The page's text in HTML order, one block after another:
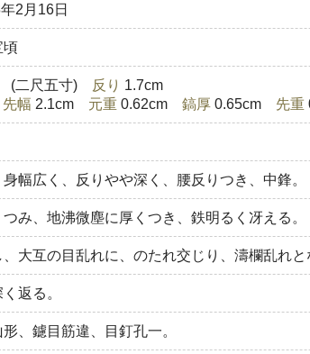
2月16日
頃
(二尺五寸) 反り 1.7cm
先幅 2.1cm 元重0.62cm 鎬厚0.65cm 先重
幅広く、反りやや深く、腰反りつき、中鋒。
み、地沸微塵に厚くつき、鉄明るく冴える。
大互の目乱れに、のたれ交じり、濤欄乱れ
返る。
、鑢目筋違、目釘孔一。